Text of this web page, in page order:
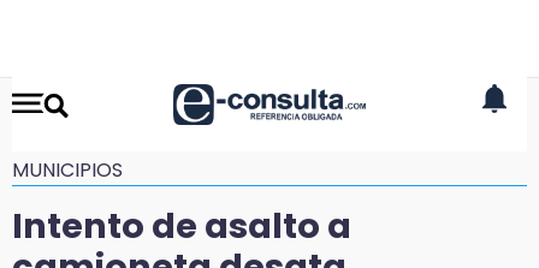
MUNICIPIOS
Intento de asalto a